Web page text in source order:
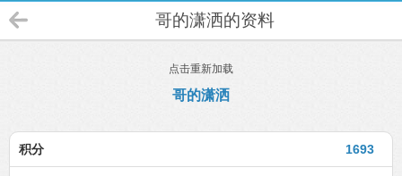
哥的潇洒的资料
点击重新加载
哥的潇洒
1693
积分